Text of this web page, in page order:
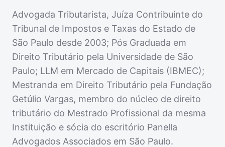
Advogada Tributarista, Juíza Contribuinte do
Tribunal de Impostos e Taxas do Estado de
São Paulo desde 2003; Pós Graduada em
Direito Tributário pela Universidade de São
Paulo; LLM em Mercado de Capitais (IBMEC);
Mestranda em Direito Tributário pela Fundação
Getúlio Vargas, membro do núcleo de direito
tributário do Mestrado Profissional da mesma
Instituição e sócia do escritório Panella
Advogados Associados em São Paulo.